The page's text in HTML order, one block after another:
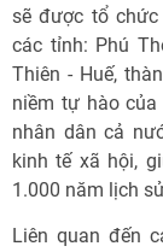
sẽ được tổ
các tỉnh: Phú
Thiên - Huế,
niềm tự hào
nhân dân cả
kinh tế xã hội,
1.000 năm lịch
Liên quan đến